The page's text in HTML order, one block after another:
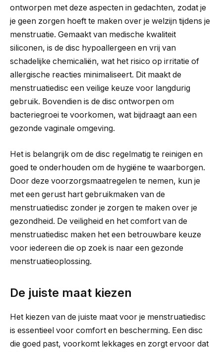
ontworpen met deze aspecten in gedachten, zodat je
je geen zorgen hoeft te maken over je welzijn tijdens je
menstruatie. Gemaakt van medische kwaliteit
siliconen, is de disc hypoallergeen en vrij van
schadelijke chemicaliën, wat het risico op irritatie of
allergische reacties minimaliseert. Dit maakt de
menstruatiedisc een veilige keuze voor langdurig
gebruik. Bovendien is de disc ontworpen om
bacteriegroei te voorkomen, wat bijdraagt aan een
gezonde vaginale omgeving.
Het is belangrijk om de disc regelmatig te reinigen en
goed te onderhouden om de hygiëne te waarborgen.
Door deze voorzorgsmaatregelen te nemen, kun je
met een gerust hart gebruikmaken van de
menstruatiedisc zonder je zorgen te maken over je
gezondheid. De veiligheid en het comfort van de
menstruatiedisc maken het een betrouwbare keuze
voor iedereen die op zoek is naar een gezonde
menstruatieoplossing.
De juiste maat kiezen
Het kiezen van de juiste maat voor je menstruatiedisc
is essentieel voor comfort en bescherming. Een disc
die goed past, voorkomt lekkages en zorgt ervoor dat